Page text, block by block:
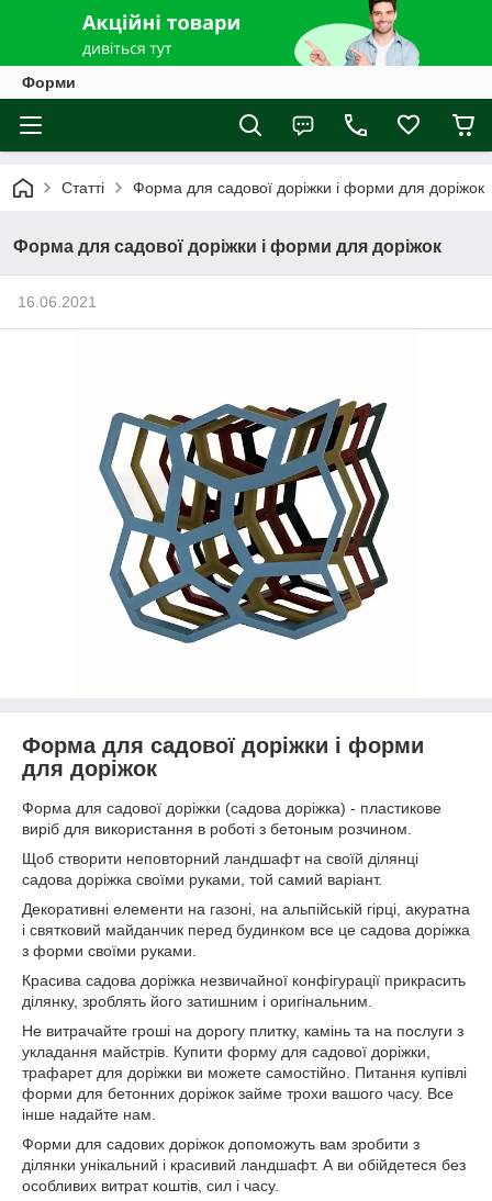
Форми
Статті Форма для садової доріжки і форми для доріжок
Форма для садової доріжки і форми для доріжок
16.06.2021
Форма для садової доріжки і форми
для доріжок
Форма для садової доріжки (садова доріжка) - пластикове
виріб для використання в роботі з бетоным розчином.
Щоб створити неповторний ландшафт на своїй ділянці
садова доріжка своїми руками, той самий варіант.
Декоративні елементи на газоні, на альпійській гірці, акуратна
і святковий майданчик перед будинком все це садова доріжка
з форми своїми руками.
Красива садова доріжка незвичайної конфігурації прикрасить
ділянку, зроблять його затишним і оригінальним.
Не витрачайте гроші на дорогу плитку, камінь та на послуги з
укладання майстрів. Купити форму для садової доріжки,
трафарет для доріжки ви можете самостійно. Питання купівлі
форми для бетонних доріжок займе трохи вашого часу. Все
інше надайте нам.
Форми для садових доріжок допоможуть вам зробити з
ділянки унікальний і красивий ландшафт. А ви обійдетеся без
особливих витрат коштів, сил і часу.